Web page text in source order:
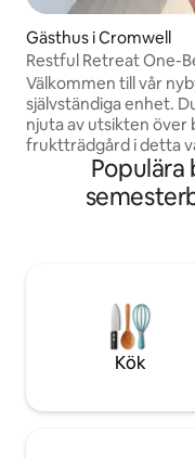
Gästhus i Cromwell
Restful Retreat One-
Välkommen till vår
självständiga enhet.
njuta av utsikten över
fruktträdgård i detta
minuters promenad
bilresa till stadens
stormarknader och
Wanaka. Lätt att
nära Cromwell. Detta
att utforska
och Central Otago-
Kök